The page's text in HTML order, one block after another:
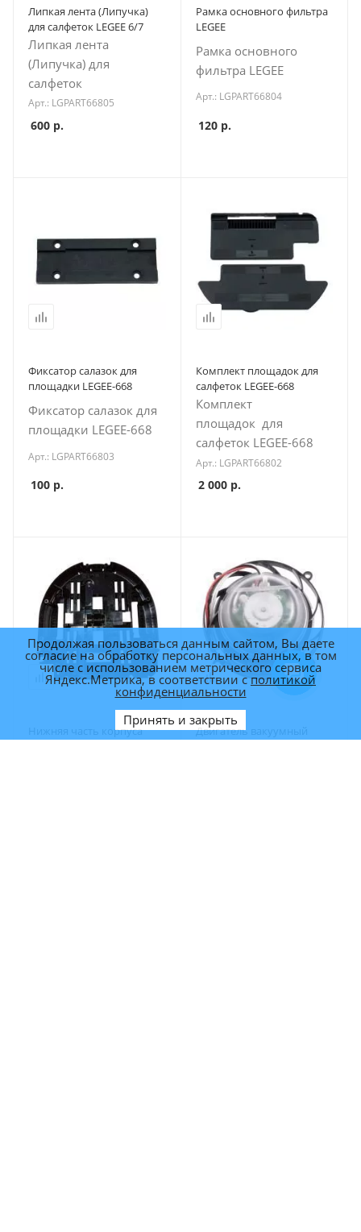
Липкая лента (Липучка)
для салфеток LEGEE 6/7
Липкая лента
(Липучка) для
салфеток
Арт.: LGPART66805
600 р.
Рамка основного фильтра
LEGEE
Рамка основного
фильтра LEGEE
Арт.: LGPART66804
120р.
Фиксатор салазок для
площадки LEGEE-668
Фиксатор салазок для
площадки LEGEE-668
Арт.: LGPART66803
100 р.
Комплект площадок для
салфеток LEGEE-668
Комплект
площадок для
салфеток LEGEE-668
Арт.: LGPART66802
2 000р.
Нижняя часть корпуса
Двигатель вакуумный
Продолжая пользоваться данным сайтом, Вы даете
согласие на обработку персональных данных, в том
числе с использованием метрического сервиса
Яндекс.Метрика, в соответствии с политикой
конфиденциальности
Принять и закрыть